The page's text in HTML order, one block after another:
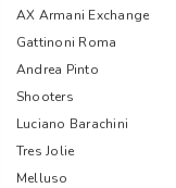
AX Armani Exchange
Gattinoni Roma
Andrea Pinto
Shooters
Luciano Barachini
Tres Jolie
Melluso